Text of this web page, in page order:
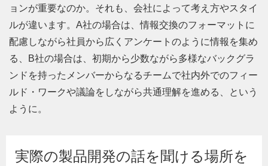
ョンが重要なのか。それも、会社によって考え方やスタイ
ルが違います。A社の場合は、情報交換のフォーマットに
配慮しながら社員から広くアンケートのように情報を集め
る、B社の場合は、初期から少数ながら多様なバックグラ
ンドを持ったメンバーからなるチームで社内外でのフィー
ルド・ワークや議論をしながら共通理解を進める、という
ように。
実際の製品開発の話を聞ける場所を